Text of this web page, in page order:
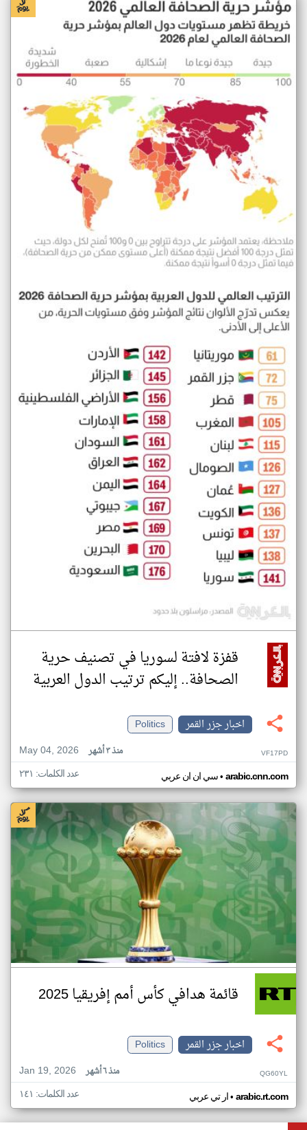
قفزة لافتة لسوريا في تصنيف حرية
الصحافة.. إليكم ترتيب الدول العربية
اخبار جزر القمر
Politics
May 04, 2026
منذ ٣ أشهر VF17PD
سي ان ان عربي• arabic.cnn.com عدد الكلمات: ٢٣١
قائمة هدافي كأس أمم إفريقيا 2025
اخبار جزر القمر
Politics
Jan 19, 2026
منذ ٦ أشهر QG60YL
ار تي عربي• arabic.rt.com عدد الكلمات: ١٤١